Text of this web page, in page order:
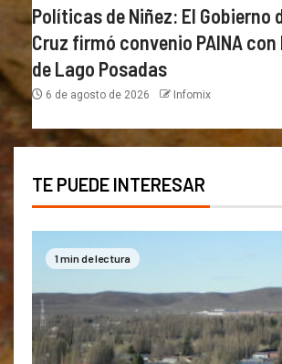
Políticas de Niñez: El Gobierno
Cruz firmó convenio PAINA
de Lago Posadas
6 de agosto de 2026 Infomix
TE PUEDE INTERESAR
1 min de lectura